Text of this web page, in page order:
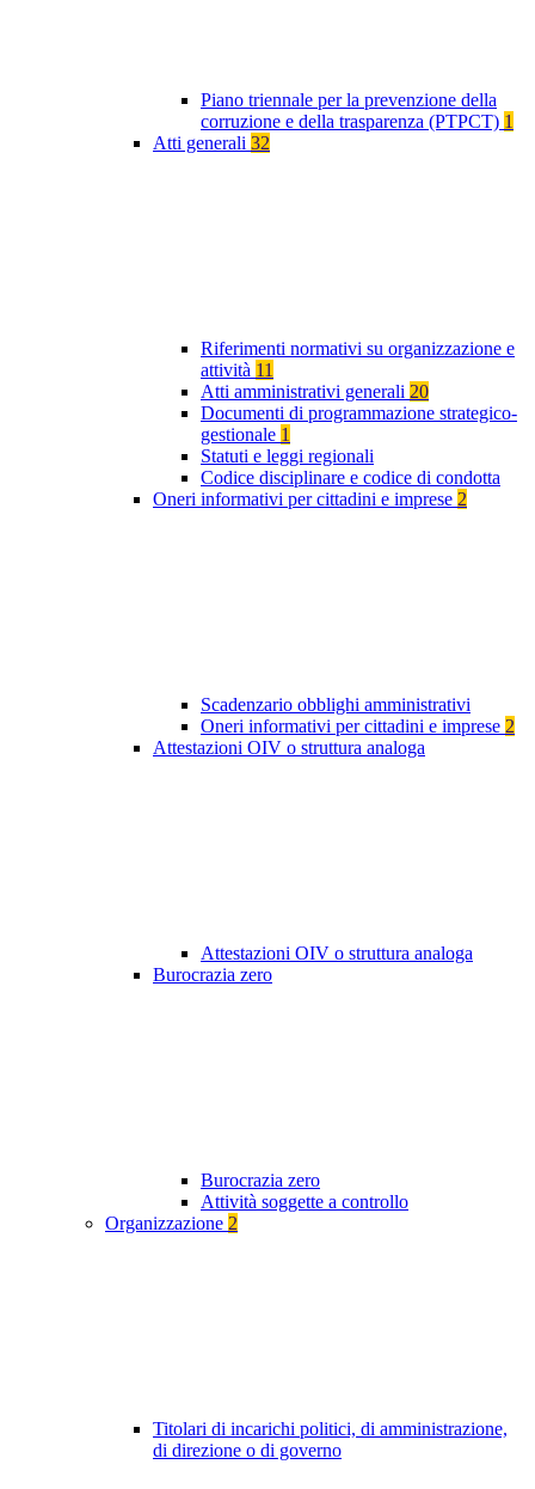
Piano triennale per la prevenzione della
corruzione e della trasparenza (PTPCT) 1
Atti generali 32
Riferimenti normativi su organizzazione e
attività 11
Atti amministrativi generali 20
Documenti di programmazione strategico-
gestionale 1
Statuti e leggi regionali
Codice disciplinare e codice di condotta
Oneri informativi per cittadini e imprese 2
Scadenzario obblighi amministrativi
Oneri informativi per cittadini e imprese 2
Attestazioni OIV o struttura analoga
Attestazioni OIV o struttura analoga
Burocrazia zero
Burocrazia zero
Attività soggette a controllo
Organizzazione 2
Titolari di incarichi politici, di amministrazione,
di direzione o di governo